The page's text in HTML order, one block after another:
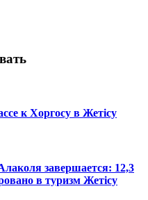
к Хоргосу в Жетісу
завершается: 12,3
в туризм Жетісу